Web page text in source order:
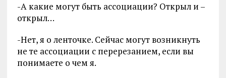
-А какие могут быть ассоциации? Открыл и –
открыл…
-Нет, я о ленточке. Сейчас могут возникнуть
не те ассоциации с перерезанием, если вы
понимаете о чем я.